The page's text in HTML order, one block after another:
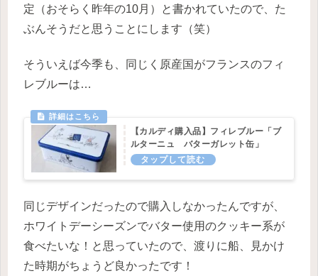
定（おそらく昨年の10月）と書かれていたので、た
ぶんそうだと思うことにします（笑）
そういえば今季も、同じく原産国がフランスのフィ
レブルーは…
【カルディ購入品】フィレブルー「ブ
ルターニュ バターガレット缶」
同じデザインだったので購入しなかったんですが、
ホワイトデーシーズンでバター使用のクッキー系が
食べたいな！と思っていたので、渡りに船、見かけ
た時期がちょうど良かったです！